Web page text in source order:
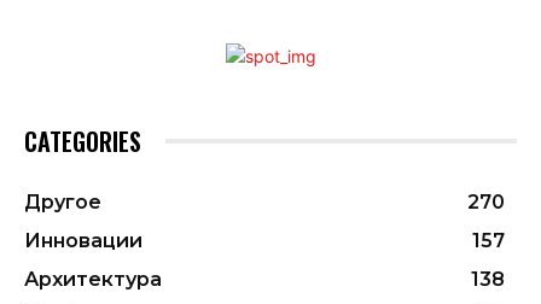
CATEGORIES
Другое
270
Инновации
157
Архитектура
138